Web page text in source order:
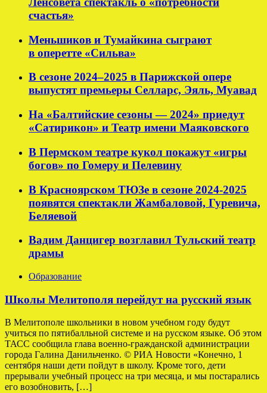
счастья»
Меньшиков и Тумайкина сыграют
в оперетте «Сильва»
В сезоне 2024–2025 в Парижской опере
выпустят премьеры Селларс, Эяль, Муавад
На «Балтийские сезоны — 2024» приедут
«Сатирикон» и Театр имени Маяковского
В Пермском театре кукол покажут «игры
богов» по Гомеру и Пелевину
В Красноярском ТЮЗе в сезоне 2024-2025
появятся спектакли Жамбаловой, Гуревича,
Беляевой
Вадим Данцигер возглавил Тульский театр
драмы
Образование
Школы Мелитополя перейдут на русский язык
В Мелитополе школьники в новом учебном году будут
учиться по пятибалльной системе и на русском языке. Об этом
ТАСС сообщила глава военно-гражданской администрации
города Галина Данильченко. © РИА Новости «Конечно, 1
сентября наши дети пойдут в школу. Кроме того, дети
прерывали учебный процесс на три месяца, и мы постарались
его возобновить, […]